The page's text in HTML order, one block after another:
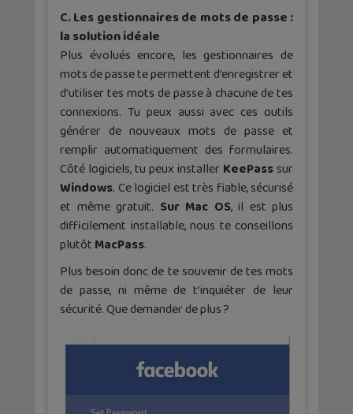
C. Les gestionnaires de mots de passe :
la solution idéale
Plus évolués encore, les gestionnaires de
mots de passe te permettent d’enregistrer et
d’utiliser tes mots de passe à chacune de tes
connexions. Tu peux aussi avec ces outils
générer de nouveaux mots de passe et
remplir automatiquement des formulaires.
Côté logiciels, tu peux installer KeePass sur
Windows. Ce logiciel est très fiable, sécurisé
et même gratuit. Sur Mac OS, il est plus
difficilement installable, nous te conseillons
plutôt MacPass.
Plus besoin donc de te souvenir de tes mots
de passe, ni même de t’inquiéter de leur
sécurité. Que demander de plus ?